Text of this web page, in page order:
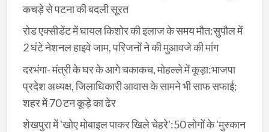
कचड़े से पटना की बदली सूरत
रोड एक्सीडेंट में घायल किशोर की इलाज के समय मौत:सुपौल में
2 घंटे नेशनल हाइवे जाम, परिजनों ने की मुआवजे की मांग
दरभंगा- मंत्री के घर के आगे चकाकच, मोहल्ले में कूड़ा:भाजपा
प्रदेश अध्यक्ष, जिलाधिकारी आवास के सामने भी साफ सफाई;
शहर में 70 टन कूड़े का ढेर
शेखपुरा में 'खोए मोबाइल पाकर खिले चेहरे':50 लोगों के 'मुस्कान